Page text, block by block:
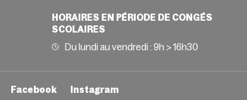
HORAIRES EN PÉRIODE DE CONGÉS
SCOLAIRES
Du lundi au vendredi : 9h > 16h30
Facebook Instagram